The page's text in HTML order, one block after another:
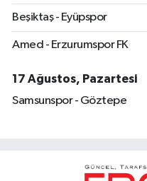
Beşiktaş - Eyüpspor
Amed - Erzurumspor FK
17 Ağustos, Pazartesi
Samsunspor - Göztepe